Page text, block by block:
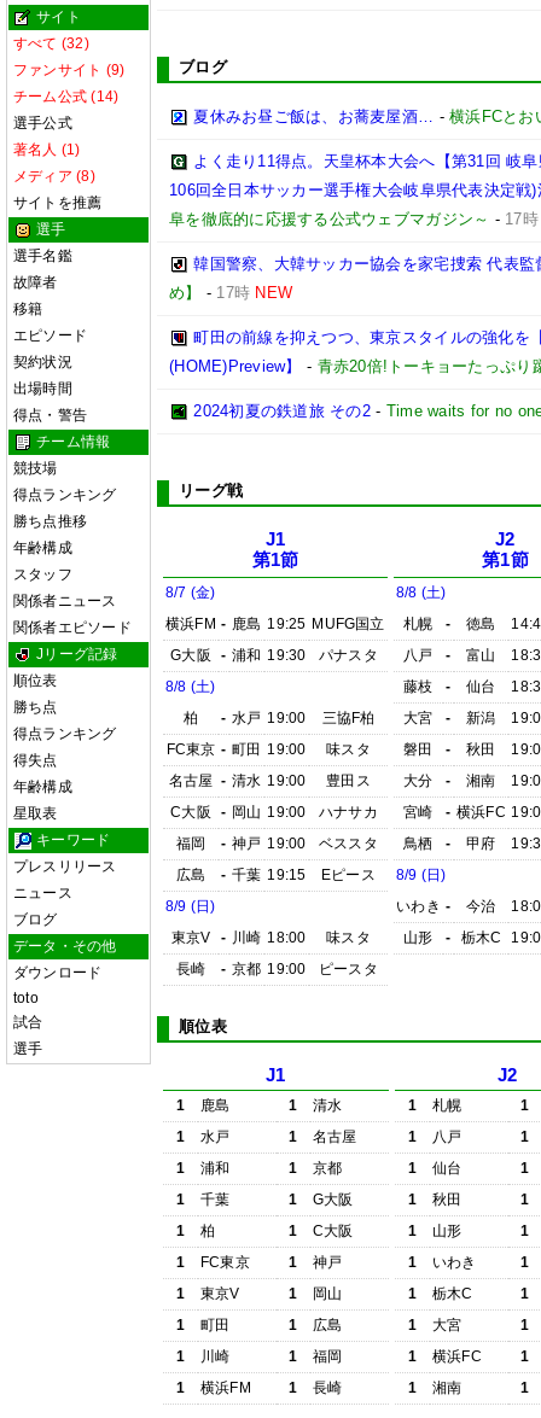
サイト
すべて (32)
ファンサイト (9)
チーム公式 (14)
選手公式
著名人 (1)
メディア (8)
サイトを推薦
選手
選手名鑑
故障者
移籍
エピソード
契約状況
出場時間
得点・警告
チーム情報
競技場
得点ランキング
勝ち点推移
年齢構成
スタッフ
関係者ニュース
関係者エピソード
Jリーグ記録
順位表
勝ち点
得点ランキング
得失点
年齢構成
星取表
キーワード
プレスリリース
ニュース
ブログ
データ・その他
ダウンロード
toto
試合
選手
ブログ
夏休みお昼ご飯は、お蕎麦屋酒… -横浜FCとお
よく走り11得点。天皇杯本大会へ【第31回 岐
106回全日本サッカー選手権大会岐阜県代表決定戦
阜を徹底的に応援する公式ウェブマガジン～ - 17時
韓国警察、大韓サッカー協会を家宅捜索 代表監
め】
- 17時 NEW
町田の前線を抑えつつ、東京スタイルの強化
(HOME)Preview】
- 青赤20倍!トーキョーたっぷり
2024初夏の鉄道旅 その2 - Time waits for no
リーグ戦
J1
第1節
8/7 (金)
横浜FM - 鹿島 19:25 MUFG国立
G大阪
- 浦和 19:30
パナスタ
8/8 (土)
柏
- 水戸 19:00
三協F柏
FC東京 - 町田 19:00
味スタ
名古屋 - 清水 19:00
豊田ス
C大阪
- 岡山 19:00
ハナサカ
福岡
- 神戸 19:00
ベススタ
広島
- 千葉 19:15
Eピース
8/9 (日)
東京V
- 川崎 18:00
味スタ
長崎
- 京都 19:00 ピースタ
J2
第1節
8/8 (土)
札幌
- 徳島
八戸
- 富山
藤枝
- 仙台
大宮
- 新潟
磐田
- 秋田
大分
- 湘南
宮崎
- 横浜FC
鳥栖
- 甲府
8/9 (日)
いわき - 今治
山形
- 栃木C
順位表
J1
1 鹿島 1
清水
1
水戸 1
名古屋
1
浦和 1
京都
1
千葉 1
G大阪
1
柏 1
C大阪
1
FC東京 1
神戸
1
東京V 1
岡山
1
町田 1
広島
1
川崎 1
福岡
1
横浜FM 1 長崎
J2
1 札幌
1
1
八戸
1
1
仙台
1
1
秋田
1
1
山形
1
1
いわき
1
1
栃木C
1
1
大宮
1
1
横浜FC
1
1
湘南 1